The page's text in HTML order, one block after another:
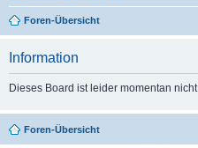
Foren-Übersicht
Information
Dieses Board ist leider momentan
Foren-Übersicht